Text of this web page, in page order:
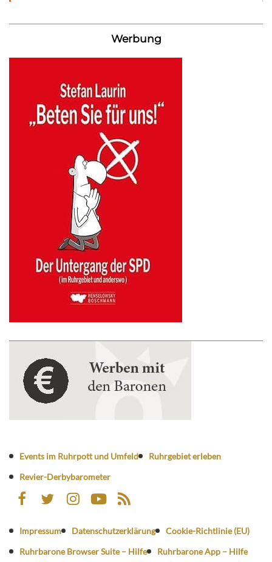
Werbung
Events im Ruhrpott und Umfeld
Ruhrgebiet erleben
Revier-Derbybarometer
Impressum Datenschutzerklärung
Cookie-Richtlinie (EU)
Ruhrbarone Browser Suite – Hilfe
Ruhrbarone App – Hilfe